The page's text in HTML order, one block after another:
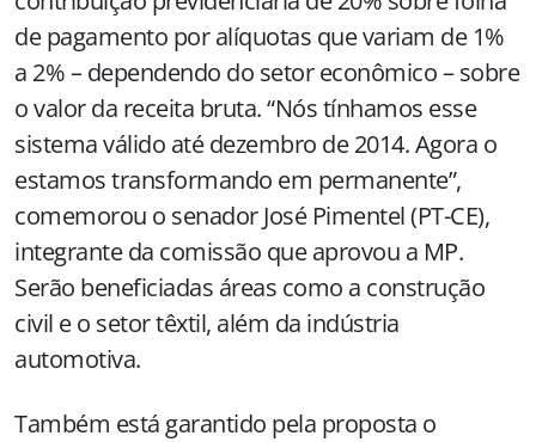
de pagamento por alíquotas que variam de 1%
a 2% – dependendo do setor econômico – sobre
o valor da receita bruta. “Nós tínhamos esse
sistema válido até dezembro de 2014. Agora o
estamos transformando em permanente”,
comemorou o senador José Pimentel (PT-CE),
integrante da comissão que aprovou a MP.
Serão beneficiadas áreas como a construção
civil e o setor têxtil, além da indústria
automotiva.
Também está garantido pela proposta o